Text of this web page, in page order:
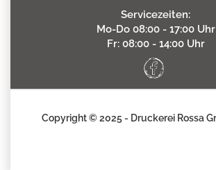
Servicezeiten:
Mo-Do 08:00 - 17:00 Uhr
Fr: 08:00 - 14:00 Uhr
Copyright © 2025 - Druckerei Rossa